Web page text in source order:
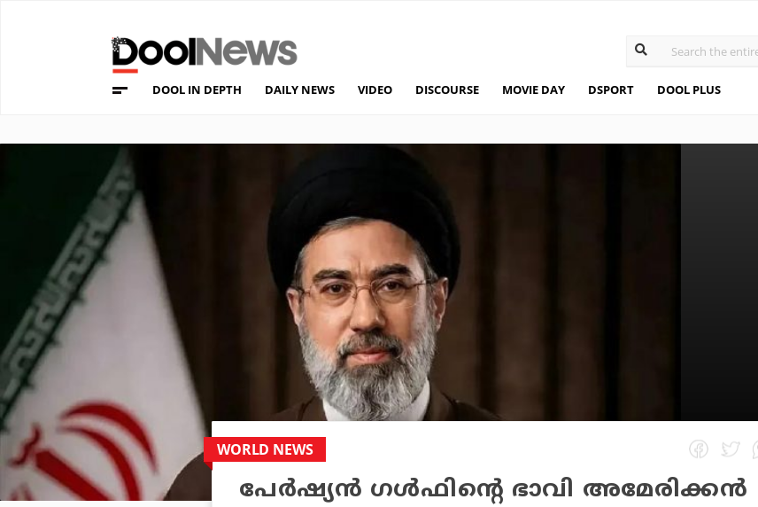
DOOL IN DEPTH DAILY NEWS VIDEO DISCOURSE MOVIE DAY DSPORT DOOL PLUS
WORLD NEWS
പേര്‍ഷ്യന്‍ ഗള്‍ഫിന്റെ ഭാവി അമേരിക്കന്‍